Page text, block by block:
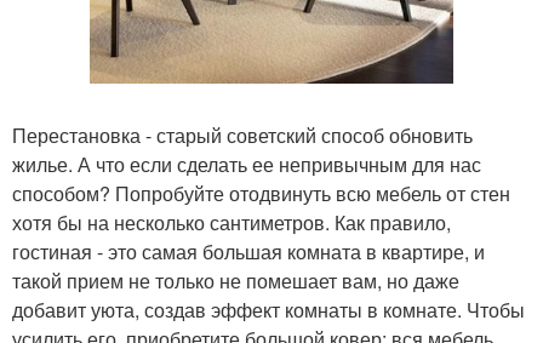
Перестановка - старый советский способ обновить
жилье. А что если сделать ее непривычным для нас
способом? Попробуйте отодвинуть всю мебель от стен
хотя бы на несколько сантиметров. Как правило,
гостиная - это самая большая комната в квартире, и
такой прием не только не помешает вам, но даже
добавит уюта, создав эффект комнаты в комнате. Чтобы